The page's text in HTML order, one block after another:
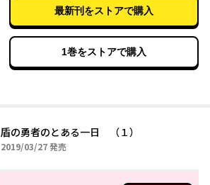
最新刊をストアで購入
1巻をストアで購入
盾の勇者のとある一日 （１）
2019/03/272019年03月27日
発売